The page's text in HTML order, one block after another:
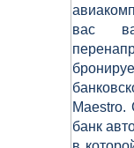
вас
банк